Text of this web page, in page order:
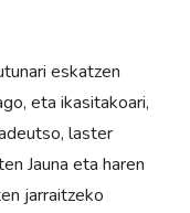
eskatzen
eta ikasitakoari,
laster
Jauna eta haren
jarraitzeko